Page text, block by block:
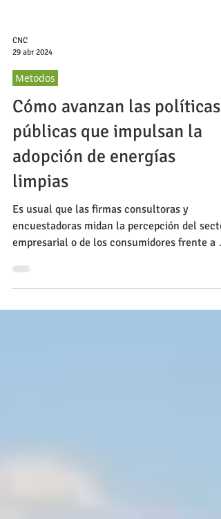
CNC
29 abr 2024
Metodos
Cómo avanzan las políticas
públicas que impulsan la
adopción de energías
limpias
Es usual que las firmas consultoras y
empresarial o de los consumidores frente a
tema puntua